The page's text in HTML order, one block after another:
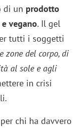
di un prodotto
vegano. Il gel
tutti i soggetti
zone del corpo, di
al sole e agli
in crisi
chi ha davvero